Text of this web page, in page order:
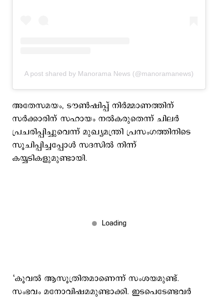
A post shared by Manorama News (@manoramanews)
അതേസമയം, ടൗണ്‍ഷിപ്പ് നിർമ്മാണത്തിന്
സർക്കാരിന് സഹായം നൽകരുതെന്ന് ചിലര്‍
പ്രചരിപ്പിച്ചുവെന്ന് മുഖ്യമന്ത്രി പ്രസംഗത്തിനിടെ
സൂചിപ്പിച്ചപ്പോൾ സദസിൽ നിന്ന്
കയ്യടികളുമുണ്ടായി.
‘കൂവൽ ആസൂത്രിതമാണെന്ന് സംശയമുണ്ട്.
സംഭവം മനോവിഷമമുണ്ടാക്കി. ഇടപെടേണ്ടവർ